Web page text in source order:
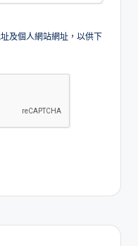
及個人網站網址，以供下